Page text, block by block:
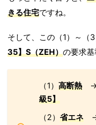
きる住宅ですね。
そして、この（1）～（
35】S（ZEH）の要求基
（1） 高断熱 →
級5】
（2） 省エネ →